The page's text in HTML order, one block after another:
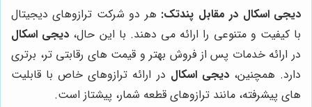
دیجی اسکال در مقابل پندتک: هر دو شرکت ترازوهای دیجیتال
با کیفیت و متنوعی را ارائه می دهند. با این حال، دیجی اسکال
در ارائه خدمات پس از فروش بهتر و قیمت های رقابتی تر، برتری
دارد. همچنین،دیجی اسکال در ارائه ترازوهای خاص با قابلیت
های پیشرفته، مانند ترازوهای قطعه شمار، پیشتاز است.